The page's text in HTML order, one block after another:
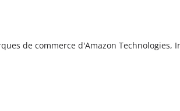
de commerce d'Amazon Technologies,